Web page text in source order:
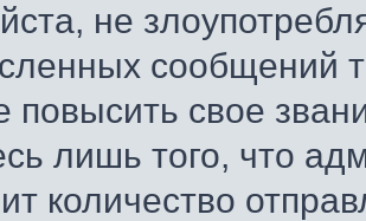
не
сообщений
повысить свое
лишь того, что
количество